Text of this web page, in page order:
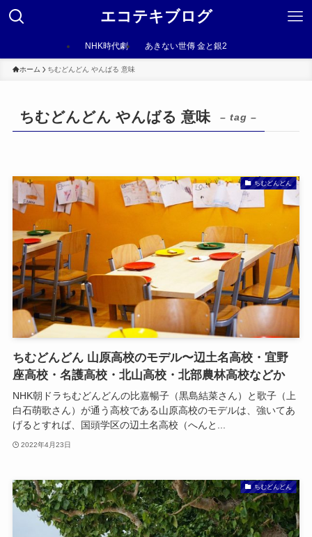
エコテキブログ
NHK時代劇 あきない世傳 金と銀2
ホーム ちむどんどん やんばる 意味
ちむどんどん やんばる 意味 – tag –
ちむどんどん
ちむどんどん 山原高校のモデル〜辺土名高校・宜野
座高校・名護高校・北山高校・北部農林高校などか
NHK朝ドラちむどんどんの比嘉暢子（黒島結菜さん）と歌子（上
白石萌歌さん）が通う高校である山原高校のモデルは、強いてあ
げるとすれば、国頭学区の辺土名高校（へんと...
2022年4月23日
ちむどんどん